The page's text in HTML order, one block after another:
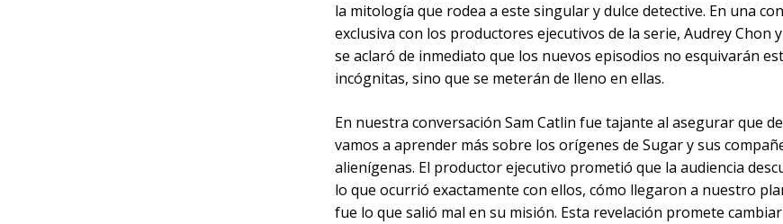
la mitología que rodea a este singular y dulce detective. En una
exclusiva con los productores ejecutivos de la serie, Audrey Chon
se aclaró de inmediato que los nuevos episodios no esquivarán
incógnitas, sino que se meterán de lleno en ellas.
En nuestra conversación Sam Catlin fue tajante al asegurar que
vamos a aprender más sobre los orígenes de Sugar y sus
alienígenas. El productor ejecutivo prometió que la audiencia
lo que ocurrió exactamente con ellos, cómo llegaron a nuestro
fue lo que salió mal en su misión. Esta revelación promete cambiar